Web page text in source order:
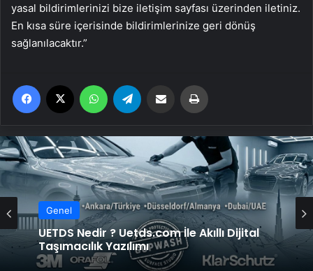
yasal bildirimlerinizi bize iletişim sayfası üzerinden iletiniz.
En kısa süre içerisinde bildirimlerinize geri dönüş
sağlanılacaktır.”
Facebook WhatsApp Email'den paylaş
Genel
Genel
2026 Umre Fiyatları 2026 Umre Tur
Fiyatları ve Umre Ne Kadar